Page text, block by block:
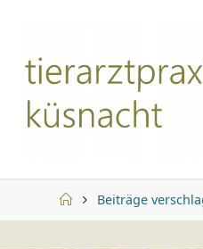
springen
StartBeiträge